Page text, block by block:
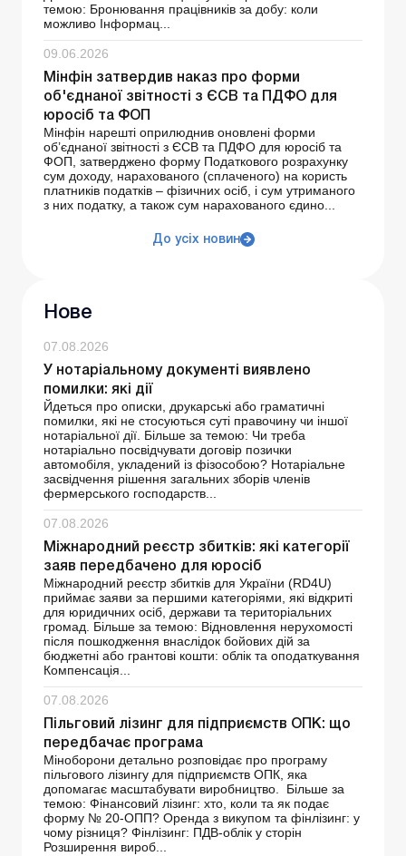
темою: Бронювання працівників за добу: коли
можливо Інформац...
09.06.2026
Мінфін затвердив наказ про форми
об'єднаної звітності з ЄСВ та ПДФО для
юросіб та ФОП
Мінфін нарешті оприлюднив оновлені форми
об’єднаної звітності з ЄСВ та ПДФО для юросіб та
ФОП, затверджено форму Податкового розрахунку
сум доходу, нарахованого (сплаченого) на користь
платників податків – фізичних осіб, і сум утриманого
з них податку, а також сум нарахованого єдино...
До усіх новин
Нове
07.08.2026
У нотаріальному документі виявлено
помилки: які дії
Йдеться про описки, друкарські або граматичні
помилки, які не стосуються суті правочину чи іншої
нотаріальної дії. Більше за темою: Чи треба
нотаріально посвідчувати договір позички
автомобіля, укладений із фізособою? Нотаріальне
засвідчення рішення загальних зборів членів
фермерського господарств...
07.08.2026
Міжнародний реєстр збитків: які категорії
заяв передбачено для юросіб
Міжнародний реєстр збитків для України (RD4U)
приймає заяви за першими категоріями, які відкриті
для юридичних осіб, держави та територіальних
громад. Більше за темою: Відновлення нерухомості
після пошкодження внаслідок бойових дій за
бюджетні або грантові кошти: облік та оподаткування
Компенсація...
07.08.2026
Пільговий лізинг для підприємств ОПК: що
передбачає програма
Міноборони детально розповідає про програму
пільгового лізингу для підприємств ОПК, яка
допомагає масштабувати виробництво. Більше за
темою: Фінансовий лізинг: хто, коли та як подає
форму № 20-ОПП? Оренда з викупом та фінлізинг: у
чому різниця? Фінлізинг: ПДВ-облік у сторін
Розширення вироб...